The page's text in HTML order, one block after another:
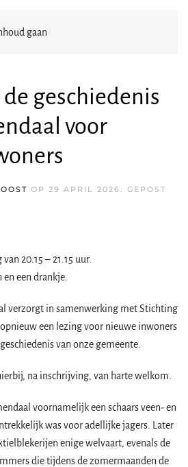
gaan
de geschiedenis
voor
OP 29 APRIL 2026. GEPOST
20.15 – 21.15 uur.
een drankje.
verzorgt in samenwerking met Stichting
een lezing voor nieuwe inwoners
van onze gemeente.
na inschrijving, van harte welkom.
voornamelijk een schaars veen- en
was voor adellijke jagers. Later
enige welvaart, evenals de
die tijdens de zomermaanden de